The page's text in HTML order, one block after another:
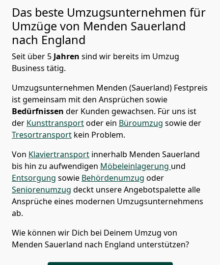
Das beste Umzugsunternehmen für
Umzüge von Menden Sauerland
nach England
Seit über 5 Jahren sind wir bereits im Umzug
Business tätig.
Umzugsunternehmen Menden (Sauerland) Festpreis
ist gemeinsam mit den Ansprüchen sowie
Bedürfnissen der Kunden gewachsen. Für uns ist
der Kunsttransportoder ein Büroumzug sowie der
Tresortransport kein Problem.
Von Klaviertransport innerhalb Menden Sauerland
bis hin zu aufwendigen Möbeleinlagerung und
Entsorgung sowie Behördenumzug oder
Seniorenumzug deckt unsere Angebotspalette alle
Ansprüche eines modernen Umzugsunternehmens
ab.
Wie können wir Dich bei Deinem Umzug von
Menden Sauerland nach England unterstützen?